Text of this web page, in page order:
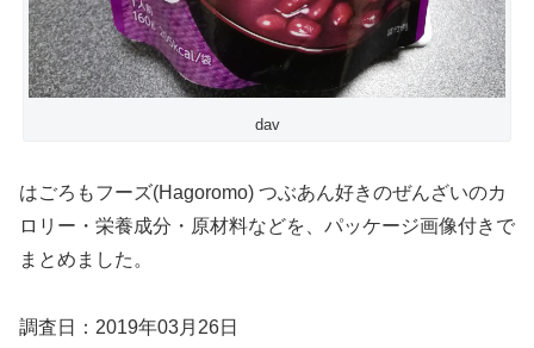
dav
はごろもフーズ(Hagoromo) つぶあん好きのぜんざいのカ
ロリー・栄養成分・原材料などを、パッケージ画像付きで
まとめました。
調査日：2019年03月26日